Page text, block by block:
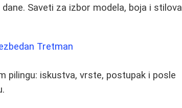
Saveti za izbor modela, boja i stilova
Tretman
pilingu: iskustva, vrste, postupak i posle